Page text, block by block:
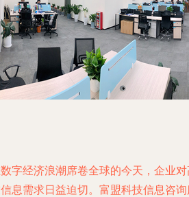
字经济浪潮席卷全球的今天，企业
息需求日益迫切。富盟科技信息咨